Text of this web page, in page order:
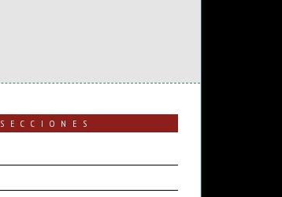
SECCIONES